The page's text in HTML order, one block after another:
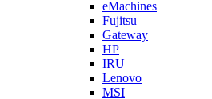
eMachines
Fujitsu
Gateway
HP
IRU
Lenovo
MSI